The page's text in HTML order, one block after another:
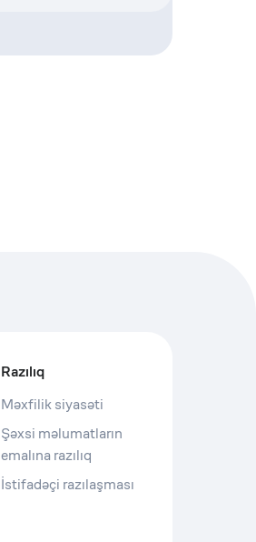
Razılıq
Məxfilik siyasəti
Şəxsi məlumatların
emalına razılıq
İstifadəçi razılaşması